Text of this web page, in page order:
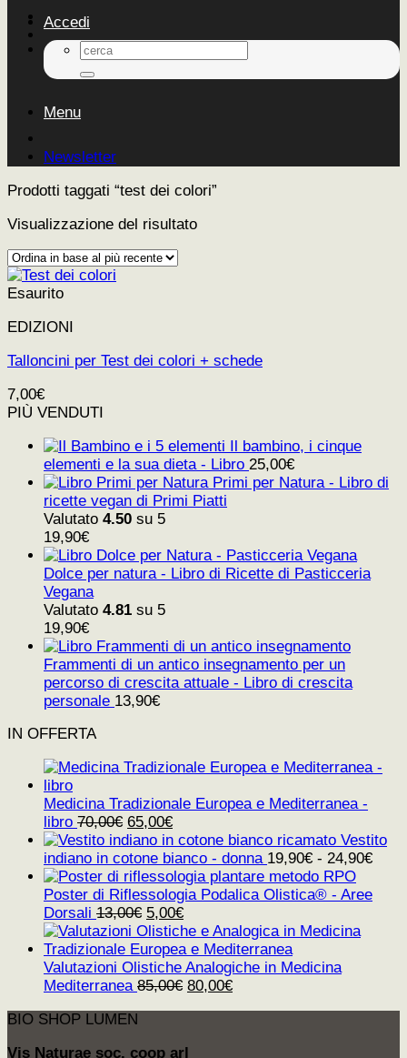
Accedi
Cerca:
Menu
Newsletter
Prodotti taggati “test dei colori”
Visualizzazione del risultato
Esaurito
EDIZIONI
Talloncini per Test dei colori + schede
7,00€
PIÙ VENDUTI
Il bambino, i cinque
elementi e la sua dieta - Libro 25,00€
Primi per Natura - Libro di
ricette vegan di Primi Piatti
Valutato 4.50 su 5
19,90€
Dolce per natura - Libro di Ricette di Pasticceria
Vegana
Valutato 4.81 su 5
19,90€
Frammenti di un antico insegnamento per un
percorso di crescita attuale - Libro di crescita
personale 13,90€
IN OFFERTA
Medicina Tradizionale Europea e Mediterranea -
libro 70,00€ Il
prezzo
originale
era:
70,00€.
65,00€Il
prezzo
attuale
è:
65,00€.
Vestito
indiano in cotone bianco - donna 19,90€ - 24,90€
Poster di Riflessologia Podalica Olistica® - Aree
Dorsali 13,00€ Il
prezzo
originale
era:
13,00€.
5,00€Il
prezzo
attuale
è:
5,00€.
Valutazioni Olistiche Analogiche in Medicina
Mediterranea 85,00€ Il
80,00€Il
BIO SHOP LUMEN
Vis Naturae soc. coop arl